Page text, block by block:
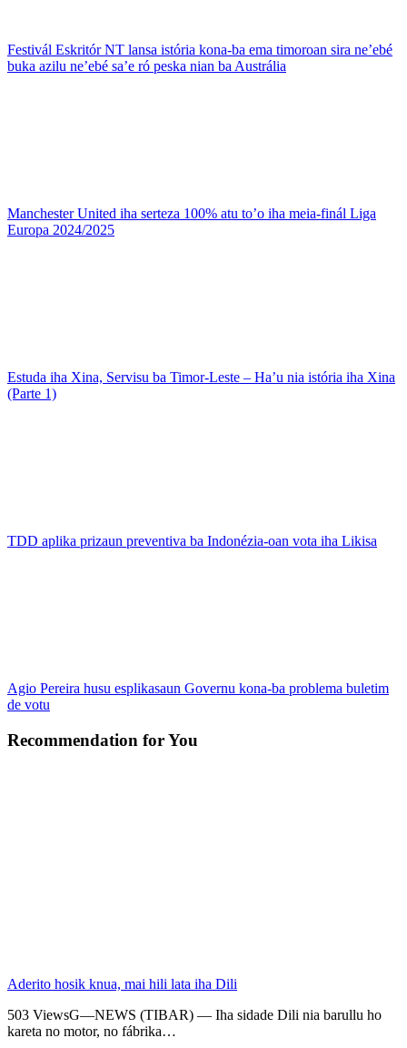
Festivál Eskritór NT lansa istória kona-ba ema timoroan sira ne’ebé
buka azilu ne’ebé sa’e ró peska nian ba Austrália
Manchester United iha serteza 100% atu to’o iha meia-finál Liga
Europa 2024/2025
Estuda iha Xina, Servisu ba Timor-Leste – Ha’u nia istória iha Xina
(Parte 1)
TDD aplika prizaun preventiva ba Indonézia-oan vota iha Likisa
Agio Pereira husu esplikasaun Governu kona-ba problema buletim
de votu
Recommendation for You
Aderito hosik knua, mai hili lata iha Dili
503 ViewsG—NEWS (TIBAR) — Iha sidade Dili nia barullu ho
kareta no motor, no fábrika…